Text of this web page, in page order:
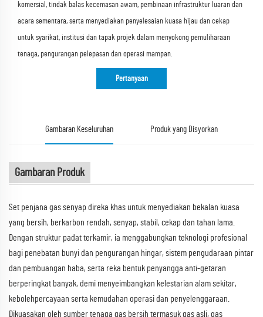
komersial, tindak balas kecemasan awam, pembinaan infrastruktur luaran dan
acara sementara, serta menyediakan penyelesaian kuasa hijau dan cekap
untuk syarikat, institusi dan tapak projek dalam menyokong pemuliharaan
tenaga, pengurangan pelepasan dan operasi mampan.
Pertanyaan
Gambaran Keseluruhan Produk yang Disyorkan
Gambaran Produk
Set penjana gas senyap direka khas untuk menyediakan bekalan kuasa
yang bersih, berkarbon rendah, senyap, stabil, cekap dan tahan lama.
Dengan struktur padat terkamir, ia menggabungkan teknologi profesional
bagi penebatan bunyi dan pengurangan hingar, sistem pengudaraan pintar
dan pembuangan haba, serta reka bentuk penyangga anti-getaran
berperingkat banyak, demi menyeimbangkan kelestarian alam sekitar,
kebolehpercayaan serta kemudahan operasi dan penyelenggaraan.
Dikuasakan oleh sumber tenaga gas bersih termasuk gas asli, gas